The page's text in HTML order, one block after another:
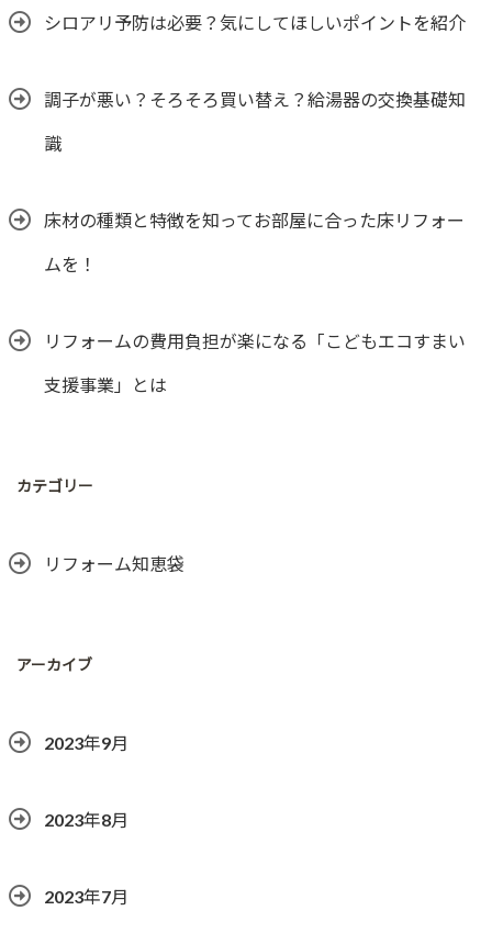
シロアリ予防は必要？気にしてほしいポイントを紹介
調子が悪い？そろそろ買い替え？給湯器の交換基礎知
識
床材の種類と特徴を知ってお部屋に合った床リフォー
ムを！
リフォームの費用負担が楽になる「こどもエコすまい
支援事業」とは
カテゴリー
リフォーム知恵袋
アーカイブ
2023年9月
2023年8月
2023年7月